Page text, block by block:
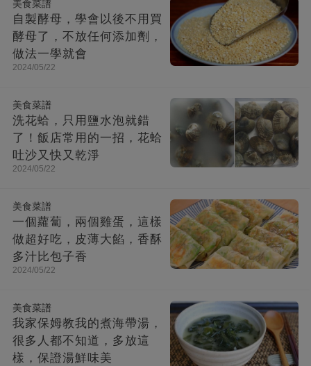
美食菜譜
自製酵母，學會以後不用買
酵母了，不放任何添加劑，
做法一學就會
2024/05/22
美食菜譜
洗花蛤，只用鹽水泡就錯
了！飯店常用的一招，花蛤
吐沙又快又乾淨
2024/05/22
美食菜譜
一個蘿蔔，兩個雞蛋，這樣
做超好吃，皮薄大餡，香酥
多汁比包子香
2024/05/22
美食菜譜
我家保姆教我的煮海帶湯，
很多人都不知道，多放這
樣，保證湯鮮味美